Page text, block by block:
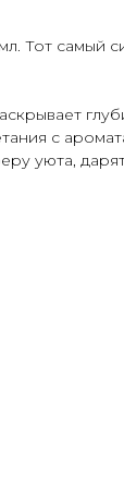
Тот самый
с
уюта,